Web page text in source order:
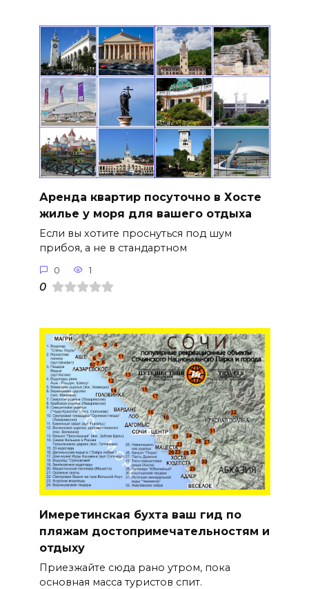
Аренда квартир посуточно в Хосте
жилье у моря для вашего отдыха
Если вы хотите проснуться под шум
прибоя, а не в стандартном
0 1
0
Имеретинская бухта ваш гид по
пляжам достопримечательностям и
отдыху
Приезжайте сюда рано утром, пока
основная масса туристов спит.